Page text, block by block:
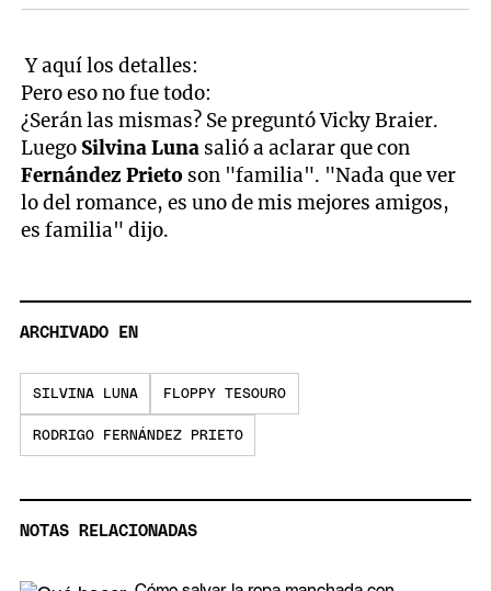
Y aquí los detalles:
Pero eso no fue todo:
¿Serán las mismas? Se preguntó Vicky Braier.
Luego Silvina Luna salió a aclarar que con
Fernández Prieto son "familia". "Nada que ver
lo del romance, es uno de mis mejores amigos,
es familia" dijo.
ARCHIVADO EN
SILVINA LUNA FLOPPY TESOURO
RODRIGO FERNÁNDEZ PRIETO
NOTAS RELACIONADAS